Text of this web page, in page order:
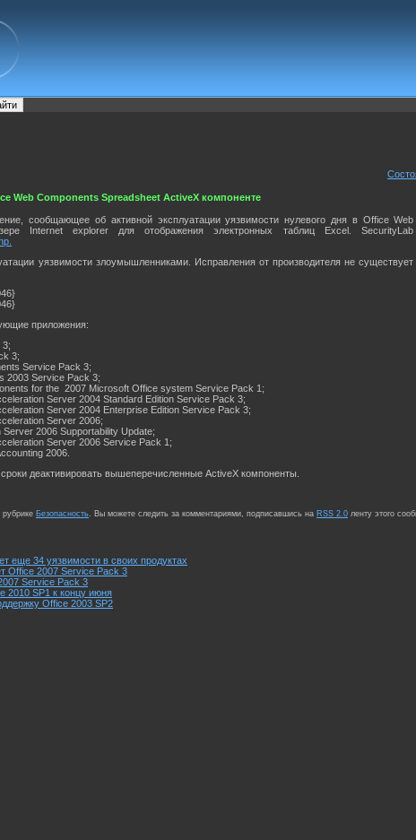
Web Components Spreadsheet ActiveX компоненте
сообщающее об активной эксплуатации уязвимости нулевого дня в Office
Internet explorer для отображения электронных таблиц Excel.
уязвимости злоумышленниками. Исправления от производителя не
приложения:
3;
3;
Service Pack 3;
2003 Service Pack 3;
for the 2007 Microsoft Office system Service Pack 1;
Server 2004 Standard Edition Service Pack 3;
Server 2004 Enterprise Edition Service Pack 3;
Server 2006;
2006 Supportability Update;
Server 2006 Service Pack 1;
2006.
деактивировать вышеперечисленные ActiveX компоненты.
Безопасность. Вы можете следить за комментариями, подписавшись на RSS 2.0 ленту этого
еще 34 уязвимости в своих продуктах
Office 2007 Service Pack 3
Service Pack 3
2010 SP1 к концу июня
Office 2003 SP2